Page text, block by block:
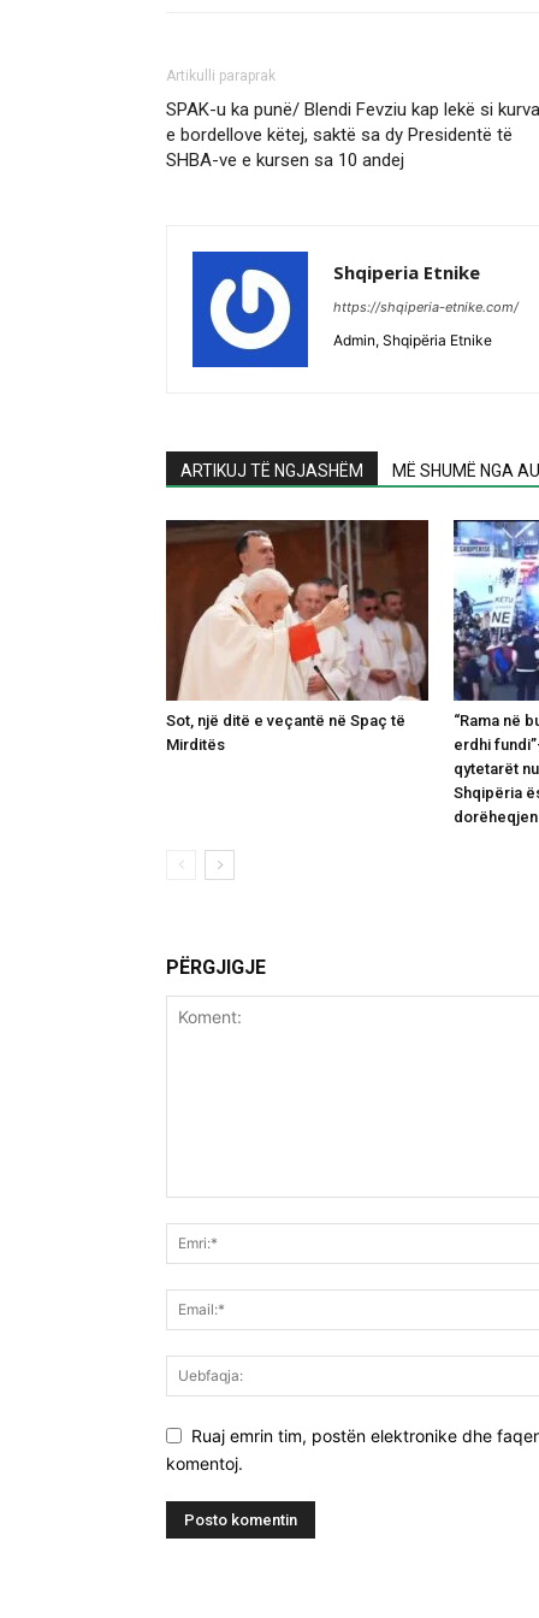
Artikulli paraprak
SPAK-u ka punë/ Blendi Fevziu kap lekë si
e bordellove këtej, saktë sa dy Presidentë të
SHBA-ve e kursen sa 10 andej
Shqiperia Etnike
https://shqiperia-etnike.com/
Admin, Shqipëria Etnike
ARTIKUJ TË NGJASHËM MË SHUMË NGA
Sot, një ditë e veçantë në Spaç të
Mirditës
“Rama në
erdhi
qytetarët
Shqipëria
dorëheqjen
PËRGJIGJE
Ruaj emrin tim, postën elektronike dhe
komentoj.